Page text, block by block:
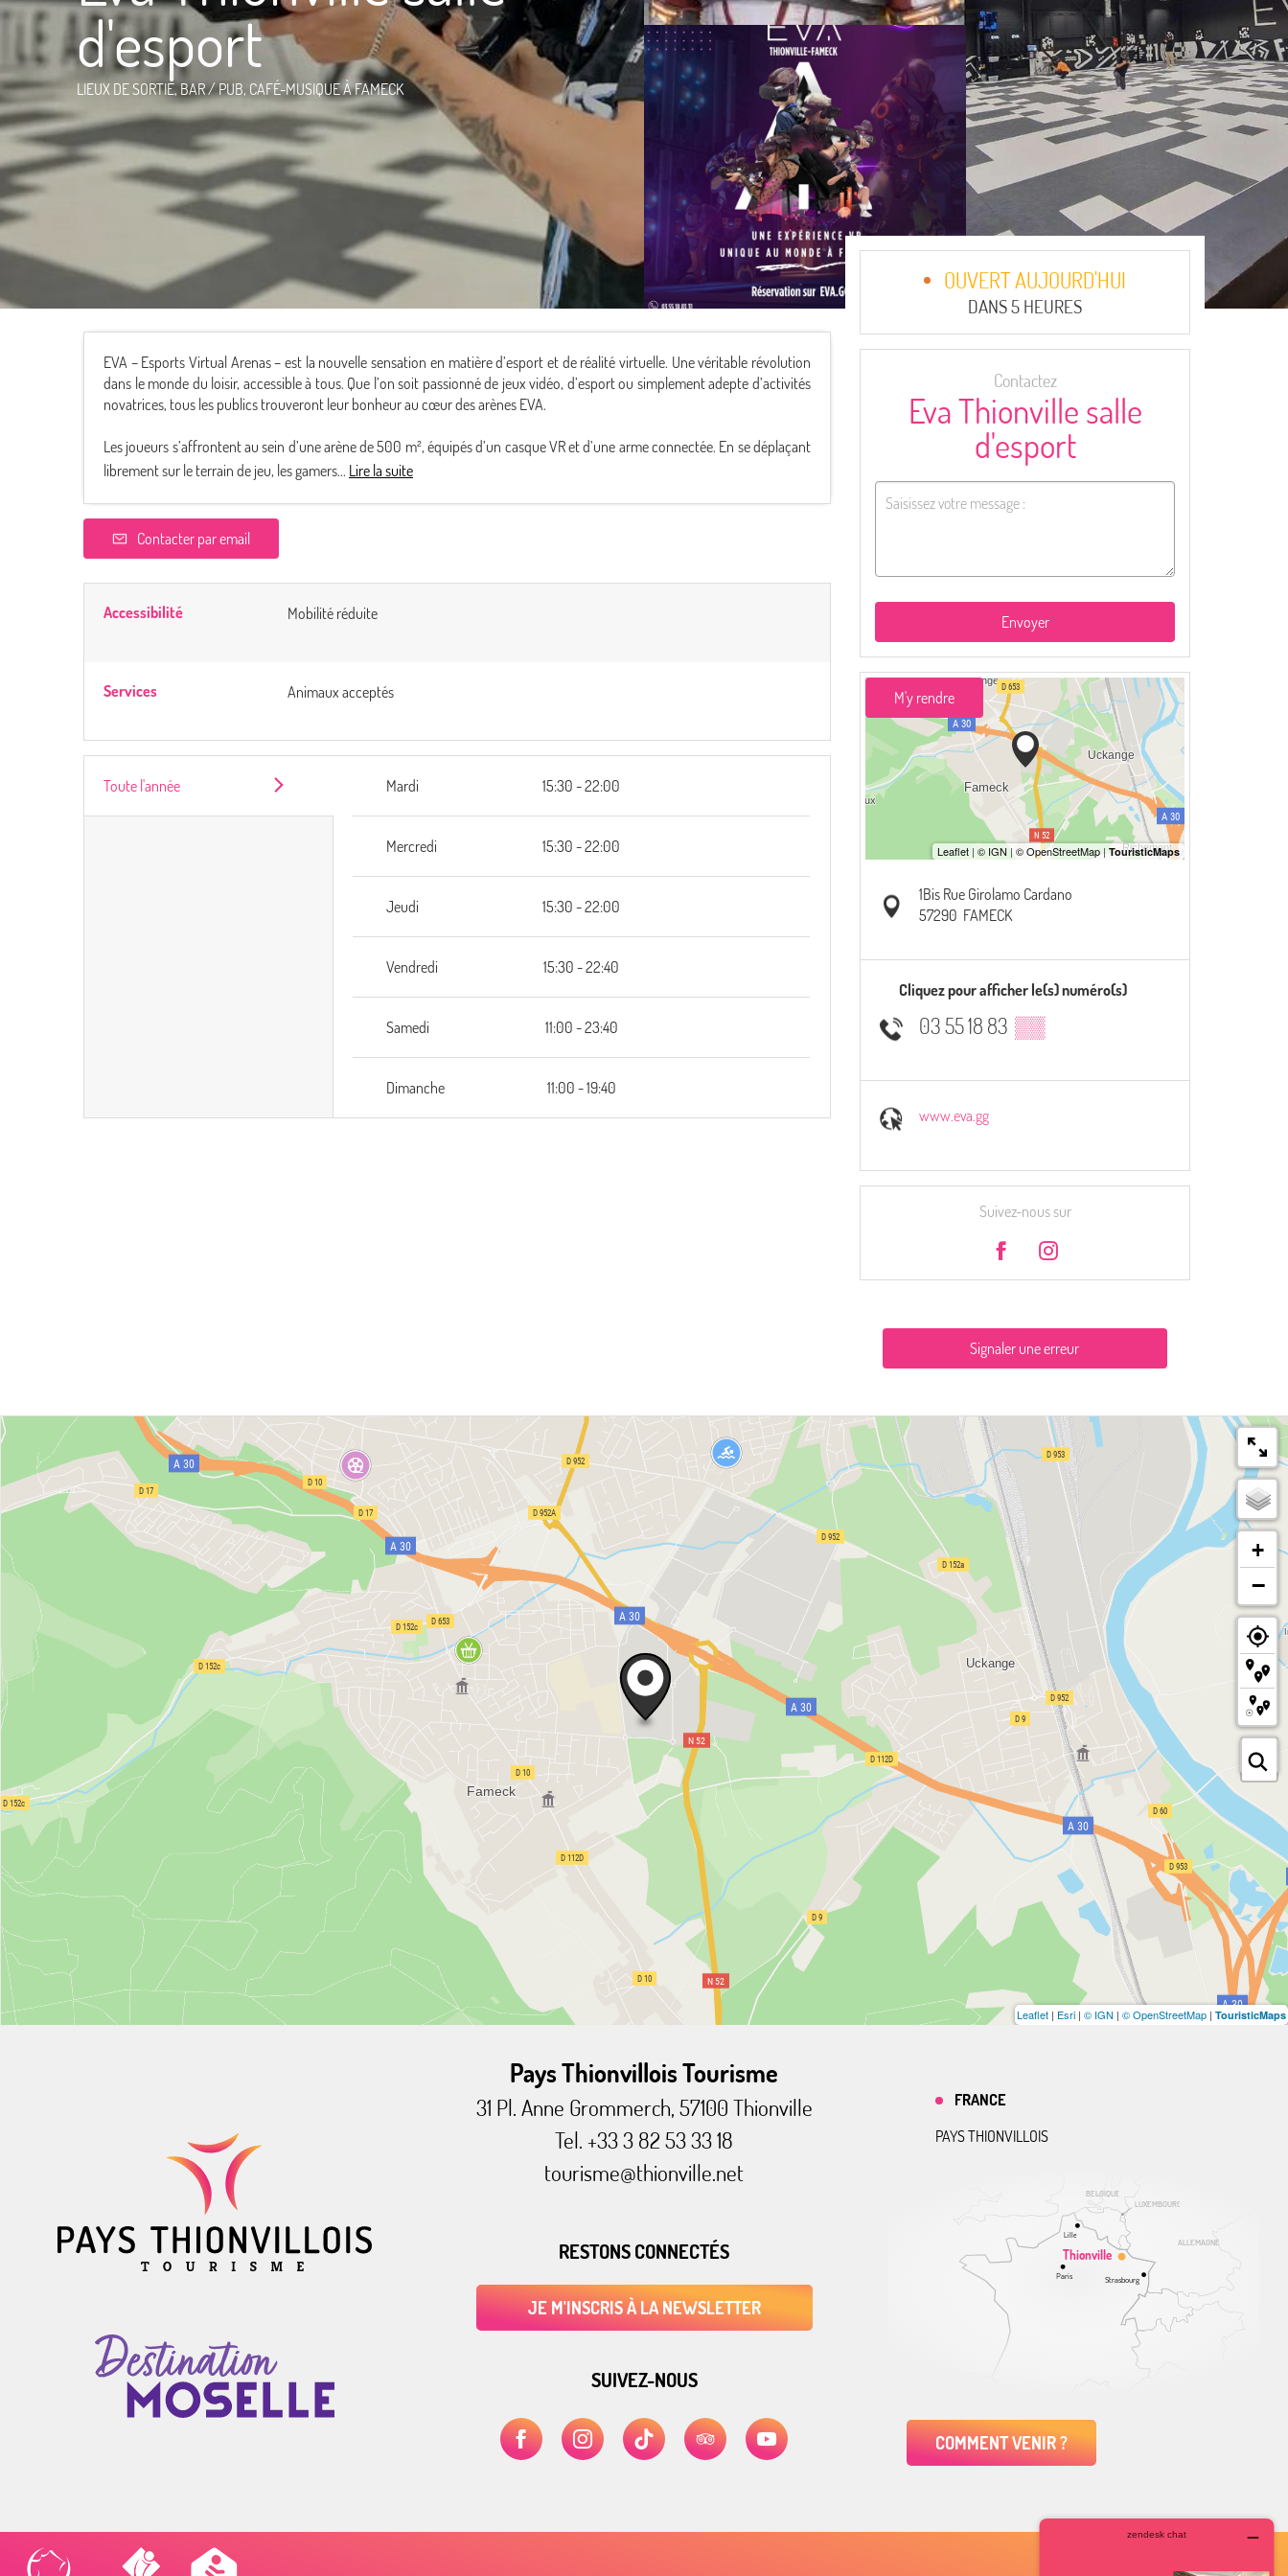
d'esport
LIEUX DE SORTIE,BAR / PUB, CAFÉ-MUSIQUEÀ FAMECK
EVA – Esports Virtual Arenas – est la nouvelle sensation en matière d’esport et de réalité virtuelle. Une véritable révolution
dans le monde du loisir, accessible à tous. Que l’on soit passionné de jeux vidéo, d’esport ou simplement adepte d’activités
novatrices, tous les publics trouveront leur bonheur au cœur des arènes EVA.
Les joueurs s’affrontent au sein d’une arène de 500 m², équipés d’un casque VR et d’une arme connectée. En se déplaçant
librement sur le terrain de jeu, les gamers... Lire la suite
Contacter par email
Accessibilité Mobilité réduite
Services Animaux acceptés
Toute l'année Mardi 15:30 - 22:00
Mercredi 15:30 - 22:00
Jeudi 15:30 - 22:00
Vendredi 15:30 - 22:40
Samedi 11:00 - 23:40
Dimanche 11:00 - 19:40
OUVERT AUJOURD'HUI
DANS 5 HEURES
Contactez
Eva Thionville salle
d'esport
Envoyer
M'y rendre
1Bis Rue Girolamo Cardano
57290 FAMECK
Cliquez pour afficher le(s) numéro(s)
03 55 18 83 ▒▒
www.eva.gg
Suivez-nous sur
Signaler une erreur
+
−
Leaflet | Esri | © IGN | © OpenStreetMap | TouristicMaps
Pays Thionvillois Tourisme
31 Pl. Anne Grommerch, 57100 Thionville
Tel. +33 3 82 53 33 18
tourisme@thionville.net
RESTONS CONNECTÉS
JE M'INSCRIS À LA NEWSLETTER
SUIVEZ-NOUS
ALLEMAGNE
BELGIQUE
LUXEMBOURG
Thionville
Lille
Paris Strasbourg
FRANCE
PAYS THIONVILLOIS
COMMENT VENIR ?